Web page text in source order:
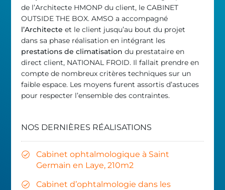
de l’Architecte HMONP du client, le CABINET
OUTSIDE THE BOX. AMSO a accompagné
l’Architecte et le client jusqu’au bout du projet
dans sa phase réalisation en intégrant les
prestations de climatisation du prestataire en
direct client, NATIONAL FROID. Il fallait prendre en
compte de nombreux critères techniques sur un
faible espace. Les moyens furent assortis d’astuces
pour respecter l’ensemble des contraintes.
NOS DERNIÈRES RÉALISATIONS
Cabinet ophtalmologique à Saint
Germain en Laye, 210m2
Cabinet d’ophtalmologie dans les